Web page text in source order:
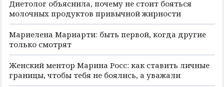
Диетолог объяснила, почему не стоит бояться
молочных продуктов привычной жирности
Мариелена Мариарти: быть первой, когда другие
только смотрят
Женский ментор Марина Росс: как ставить личные
границы, чтобы тебя не боялись, а уважали